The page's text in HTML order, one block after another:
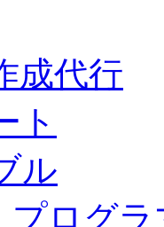
成代行
ト
ル
ログラ